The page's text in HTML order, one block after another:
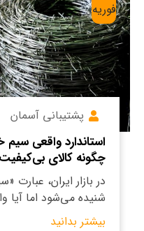
فوریه
پشتیبانی آسمان
استاندارد واقعی سیم
چگونه کالای
در بازار ایران، عبارت
شنیده می‌شود اما آیا
بیشتر بدانید